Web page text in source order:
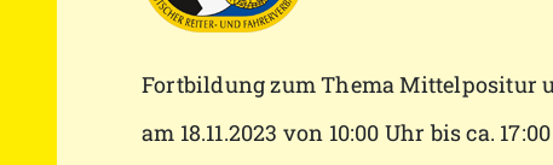
Fortbildung zum Thema Mittelpositur
am 18.11.2023 von 10:00 Uhr bis ca.